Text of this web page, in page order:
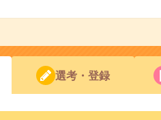
選考・登録